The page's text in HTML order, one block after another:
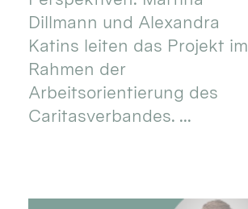
Dillmann und Alexandra
Katins leiten das Projekt im
Rahmen der
Arbeitsorientierung des
Caritasverbandes. ...